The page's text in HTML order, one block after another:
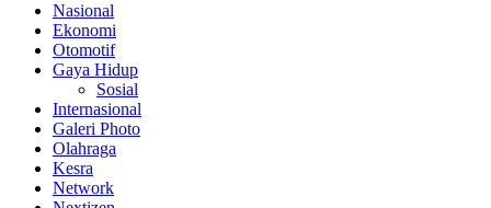
Nasional
Ekonomi
Otomotif
Gaya Hidup
Sosial
Internasional
Galeri Photo
Olahraga
Kesra
Network